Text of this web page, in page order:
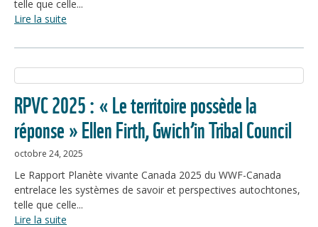
telle que celle...
Lire la suite
RPVC 2025 : « Le territoire possède la
réponse » Ellen Firth, Gwich’in Tribal Council
octobre 24, 2025
Le Rapport Planète vivante Canada 2025 du WWF-Canada
entrelace les systèmes de savoir et perspectives autochtones,
telle que celle...
Lire la suite